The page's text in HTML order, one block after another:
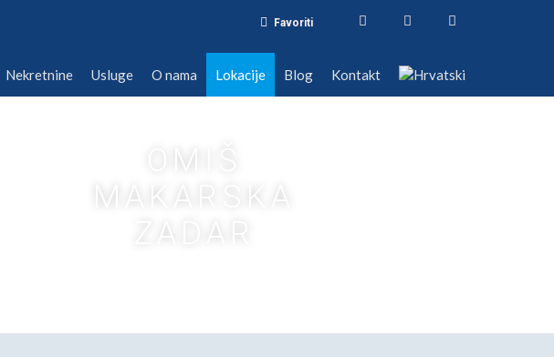
Blog Kontakt
Favoriti
Nekretnine Usluge O nama Lokacije Blog Kontakt
MAKARSKA